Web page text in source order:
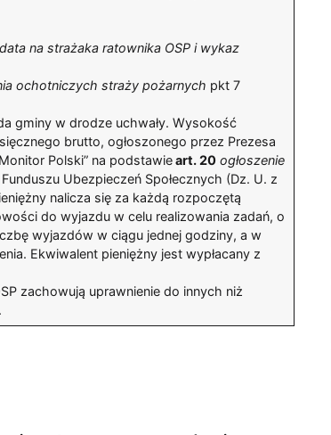
na strażaka ratownika OSP i wykaz
ochotniczych straży pożarnych pkt 7
gminy w drodze uchwały. Wysokość
brutto, ogłoszonego przez Prezesa
Polski” na podstawieart. 20 ogłoszenie
Ubezpieczeń Społecznych (Dz. U. z
nalicza się za każdą rozpoczętą
do wyjazdu w celu realizowania zadań, o
wyjazdów w ciągu jednej godziny, a w
Ekwiwalent pieniężny jest wypłacany z
zachowują uprawnienie do innych niż